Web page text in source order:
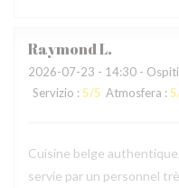
RaymondL
2026-07-23 - 14:30 -
Servizio : 5/5 Atmosfera : 5
Cuisine belge
servie par un personnel